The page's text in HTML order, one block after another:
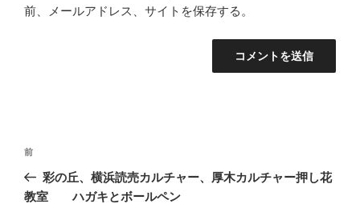
前、メールアドレス、サイトを保存する。
投
ナ
前
の
投
前
彩の丘、横浜読売カルチャー、厚木カルチャー押し花
教室 ハガキとボールペン